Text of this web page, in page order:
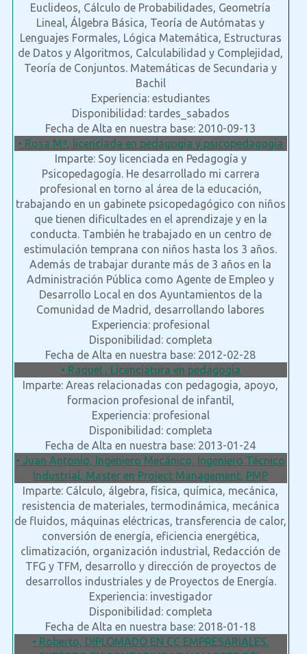
Euclideos, Cálculo de Probabilidades, Geometría
Lineal, Álgebra Básica, Teoría de Autómatas y
Lenguajes Formales, Lógica Matemática, Estructuras
de Datos y Algoritmos, Calculabilidad y Complejidad,
Teoría de Conjuntos. Matemáticas de Secundaria y
Bachil
Experiencia: estudiantes
Disponibilidad: tardes_sabados
Fecha de Alta en nuestra base: 2010-09-13
• Rosa Mª, licenciada en pedagogia y psicopedagogia
Imparte: Soy licenciada en Pedagogía y
Psicopedagogía. He desarrollado mi carrera
profesional en torno al área de la educación,
trabajando en un gabinete psicopedagógico con niños
que tienen dificultades en el aprendizaje y en la
conducta. También he trabajado en un centro de
estimulación temprana con niños hasta los 3 años.
Además de trabajar durante más de 3 años en la
Administración Pública como Agente de Empleo y
Desarrollo Local en dos Ayuntamientos de la
Comunidad de Madrid, desarrollando labores
Experiencia: profesional
Disponibilidad: completa
Fecha de Alta en nuestra base: 2012-02-28
• Raquel , Licenciatura en pedagogia
Imparte: Areas relacionadas con pedagogia, apoyo,
formacion profesional de infantil,
Experiencia: profesional
Disponibilidad: completa
Fecha de Alta en nuestra base: 2013-01-24
• Juan Antonio, Ingeniero Mecánico, Ingeniero Técnico
Industrial, Master en Project Management, PMP
Imparte: Cálculo, álgebra, física, química, mecánica,
resistencia de materiales, termodinámica, mecánica
de fluidos, máquinas eléctricas, transferencia de calor,
conversión de energía, eficiencia energética,
climatización, organización industrial, Redacción de
TFG y TFM, desarrollo y dirección de proyectos de
desarrollos industriales y de Proyectos de Energía.
Experiencia: investigador
Disponibilidad: completa
Fecha de Alta en nuestra base: 2018-01-18
• Roberto, DIPLOMADO EN CC EMPRESARIALES,